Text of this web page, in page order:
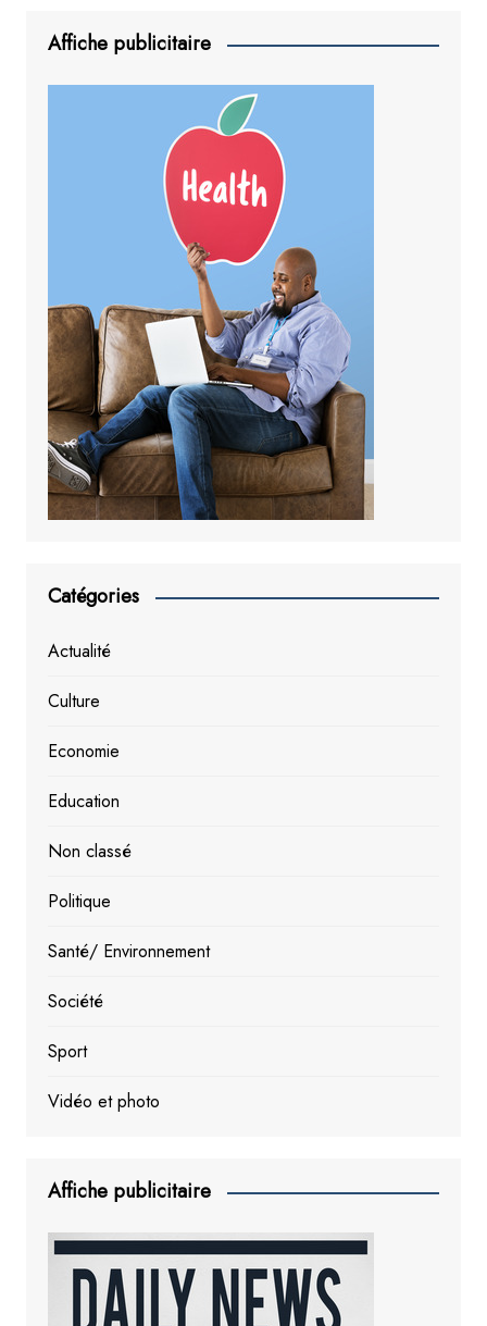
ok p
p
Affiche publicitaire
Catégories
Actualité
Culture
Economie
Education
Non classé
Politique
Santé/ Environnement
Société
Sport
Vidéo et photo
Affiche publicitaire